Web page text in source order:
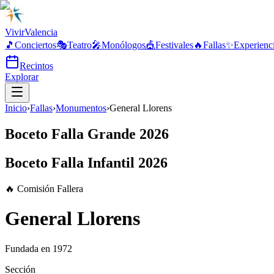
VivirValencia
🎵 Conciertos🎭Teatro🎤Monólogos🎪Festivales🔥Fallas✨
Recintos
Explorar
Inicio›Fallas›Monumentos›General Llorens
Boceto Falla Grande 2026
Boceto Falla Infantil 2026
🔥 Comisión Fallera
General Llorens
Fundada en 1972
Sección